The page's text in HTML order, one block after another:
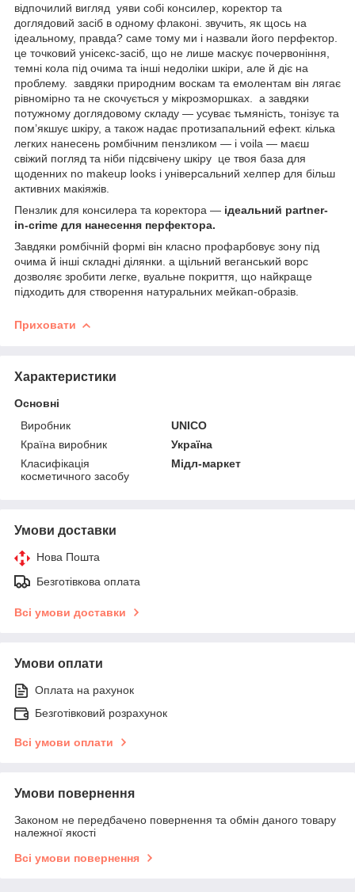
відпочилий вигляд уяви собі консилер, коректор та
доглядовий засіб в одному флаконі. звучить, як щось на
ідеальному, правда? саме тому ми і назвали його перфектор.
це точковий унісекс-засіб, що не лише маскує почервоніння,
темні кола під очима та інші недоліки шкіри, але й діє на
проблему. завдяки природним воскам та емолентам він лягає
рівномірно та не скочується у мікрозморшках. а завдяки
потужному доглядовому складу — усуває тьмяність, тонізує та
пом’якшує шкіру, а також надає протизапальний ефект. кілька
легких нанесень ромбічним пензликом — і voila — маєш
свіжий погляд та ніби підсвічену шкіру це твоя база для
щоденних no makeup looks і універсальний хелпер для більш
активних макіяжів.
Пензлик для консилера та коректора — ідеальний partner-
in-crime для нанесення перфектора.
Завдяки ромбічній формі він класно профарбовує зону під
очима й інші складні ділянки. а щільний веганський ворс
дозволяє зробити легке, вуальне покриття, що найкраще
підходить для створення натуральних мейкап-образів.
Приховати
Характеристики
Основні
Виробник
UNICO
Країна виробник
Україна
Класифікація
косметичного засобу
Мідл-маркет
Умови доставки
Нова Пошта
Безготівкова оплата
Всі умови доставки
Умови оплати
Оплата на рахунок
Безготівковий розрахунок
Всі умови оплати
Умови повернення
Законом не передбачено повернення та обмін даного товару
належної якості
Всі умови повернення